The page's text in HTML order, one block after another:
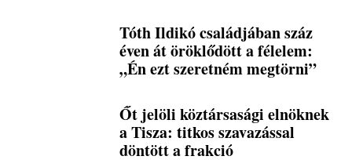
Tóth Ildikó családjában száz
éven át öröklődött a félelem:
„Én ezt szeretném megtörni”
Őt jelöli köztársasági elnöknek
a Tisza: titkos szavazással
döntött a frakció